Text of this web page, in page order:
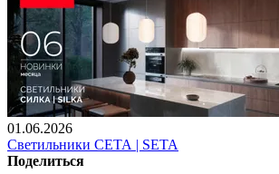
01.06.2026
Светильники СЕТА | SETA
Поделиться